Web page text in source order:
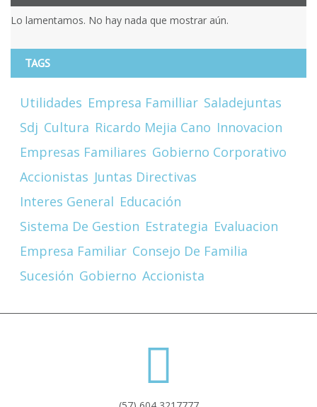
Lo lamentamos. No hay nada que mostrar aún.
TAGS
Utilidades Empresa Familliar Saladejuntas
Sdj Cultura Ricardo Mejia Cano Innovacion
Empresas Familiares Gobierno Corporativo
Accionistas Juntas Directivas
Interes General Educación
Sistema De Gestion Estrategia Evaluacion
Empresa Familiar Consejo De Familia
Sucesión Gobierno Accionista